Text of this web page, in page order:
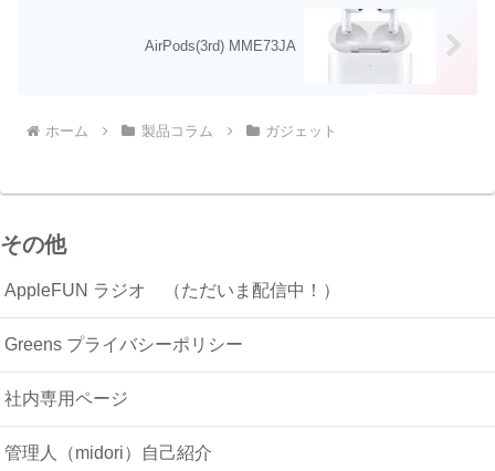
AirPods(3rd) MME73JA
ホーム 製品コラム ガジェット
その他
AppleFUN ラジオ （ただいま配信中！）
Greens プライバシーポリシー
社内専用ページ
管理人（midori）自己紹介